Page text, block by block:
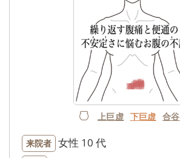
上巨虚 下巨虚 合谷
来院者 女性 10 代